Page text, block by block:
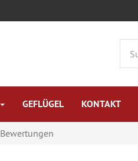
GEFLÜGEL KONTAKT
Bewertungen